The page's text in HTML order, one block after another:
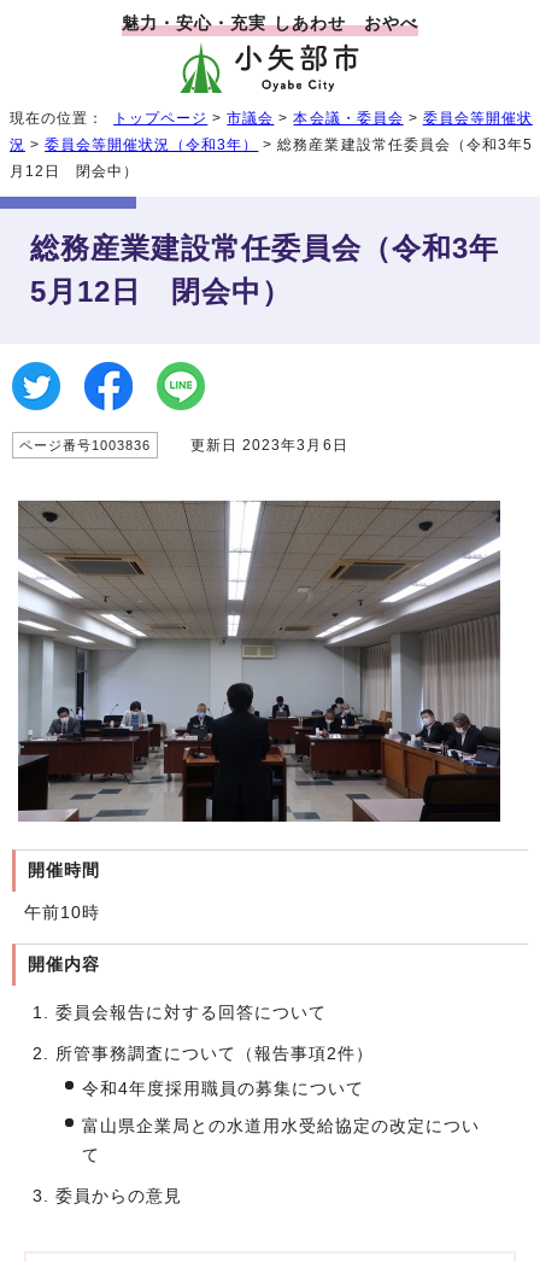
魅力・安心・充実 しあわせ おやべ
現在の位置： トップページ >市議会 >本会議・委員会 > 委員会等開催状
況 >委員会等開催状況（令和3年）
> 総務産業建設常任委員会（令和3年5
月12日 閉会中）
総務産業建設常任委員会（令和3年
5月12日 閉会中）
ページ番号1003836 更新日 2023年3月6日
開催時間
午前10時
開催内容
委員会報告に対する回答について
所管事務調査について（報告事項2件）
令和4年度採用職員の募集について
富山県企業局との水道用水受給協定の改定につい
て
委員からの意見